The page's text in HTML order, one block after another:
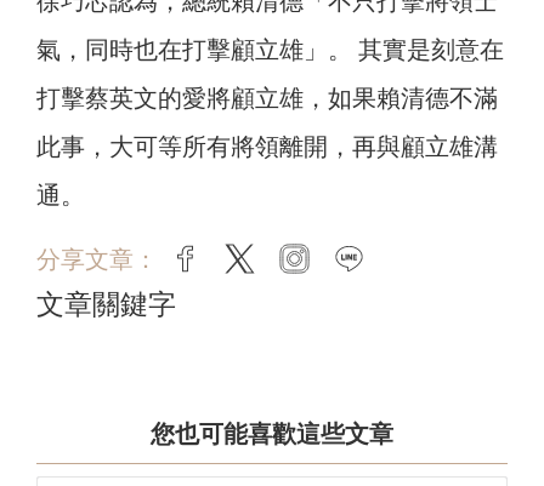
氣，同時也在打擊顧立雄」。 其實是刻意在
打擊蔡英文的愛將顧立雄，如果賴清德不滿
此事，大可等所有將領離開，再與顧立雄溝
通。
分享文章： facebook
twitter instagram
文章關鍵字
您也可能喜歡這些文章